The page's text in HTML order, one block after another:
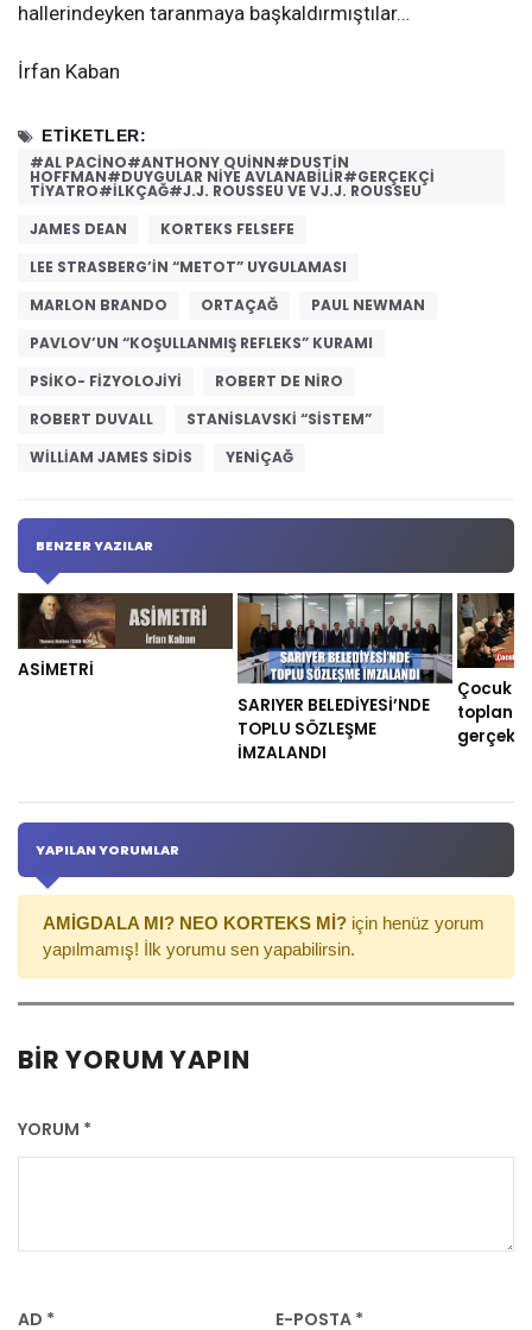
hallerindeyken taranmaya başkaldırmıştılar…
İrfan Kaban
ETIKETLER:
#AL PACINO#ANTHONY QUINN#DUSTIN
HOFFMAN#DUYGULAR NIYE AVLANABILIR#GERÇEKÇI
TIYATRO#İLKÇAĞ#J.J. ROUSSEU VE VJ.J. ROUSSEU
JAMES DEAN
KORTEKS FELSEFE
LEE STRASBERG’IN “METOT” UYGULAMASI
MARLON BRANDO
ORTAÇAĞ
PAUL NEWMAN
PAVLOV’UN “KOŞULLANMIŞ REFLEKS” KURAMI
PSIKO- FIZYOLOJIYI
ROBERT DE NIRO
ROBERT DUVALL
STANISLAVSKI “SISTEM”
WILLIAM JAMES SIDIS
YENIÇAĞ
BENZER YAZILAR
ASİMETRİ
SARIYER BELEDİYESİ’NDE
TOPLU SÖZLEŞME
İMZALANDI
Çocuk
YAPILAN YORUMLAR
AMİGDALA MI? NEO KORTEKS Mİ? için henüz yorum
yapılmamış! İlk yorumu sen yapabilirsin.
BIR YORUM YAPIN
YORUM *
AD * E-POSTA *